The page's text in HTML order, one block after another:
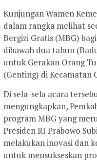
Kunjungan Wamen
dalam rangka melihat
Bergizi Gratis (MBG)
dibawah dua tahun
untuk Gerakan Orang
(Genting) di Kecamatan
Di sela-sela acara
mengungkapkan,
program MBG yang
Presiden RI Prabowo
melakukan inovasi dan
untuk mensukseskan